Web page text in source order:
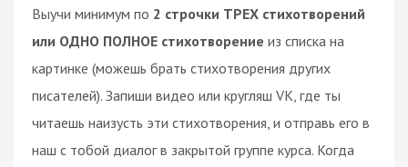
Выучи минимум по 2 строчки ТРЕХ стихотворений
или ОДНО ПОЛНОЕ стихотворение из списка на
картинке (можешь брать стихотворения других
писателей). Запиши видео или кругляш VK, где ты
читаешь наизусть эти стихотворения, и отправь его в
наш с тобой диалог в закрытой группе курса. Когда